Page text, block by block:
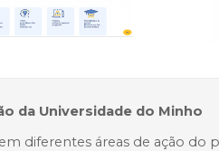
da Universidade do Minho
diferentes áreas de ação do